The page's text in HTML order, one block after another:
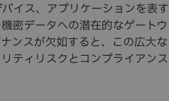
バイス、アプリケーションを表す
密データへの潜在的なゲートウ
ンスが欠如すると、この広大な
ティリスクとコンプライアンス